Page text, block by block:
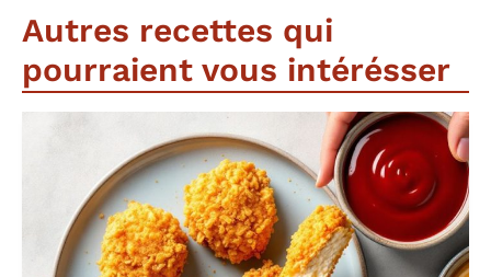
Autres recettes qui
pourraient vous intérésser